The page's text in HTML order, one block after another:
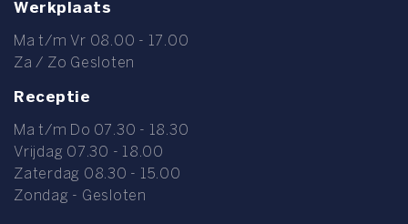
Werkplaats
Ma t/m Vr 08.00 - 17.00
Za / Zo Gesloten
Receptie
Ma t/m Do 07.30 - 18.30
Vrijdag 07.30 - 18.00
Zaterdag 08.30 - 15.00
Zondag - Gesloten